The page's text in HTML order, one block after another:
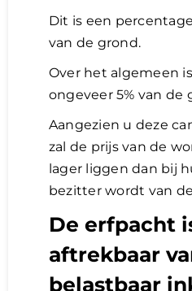
Dit is een
van de grond.
Over het algemeen
ongeveer 5% van de
Aangezien u deze
zal de prijs van de
lager liggen dan bij
bezitter wordt van
De erfpacht
aftrekbaar
belastbaar